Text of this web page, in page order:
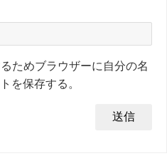
ためブラウザーに自分の名
を保存する。